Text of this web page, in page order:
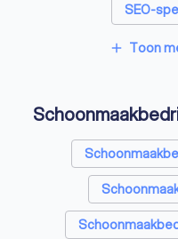
SEO-
Grafisch ontwerpers in
add Toon